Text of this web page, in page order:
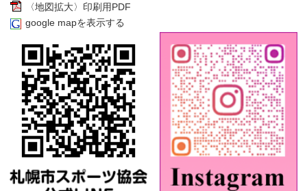
〈地図拡大〉印刷用PDF
google mapを表示する